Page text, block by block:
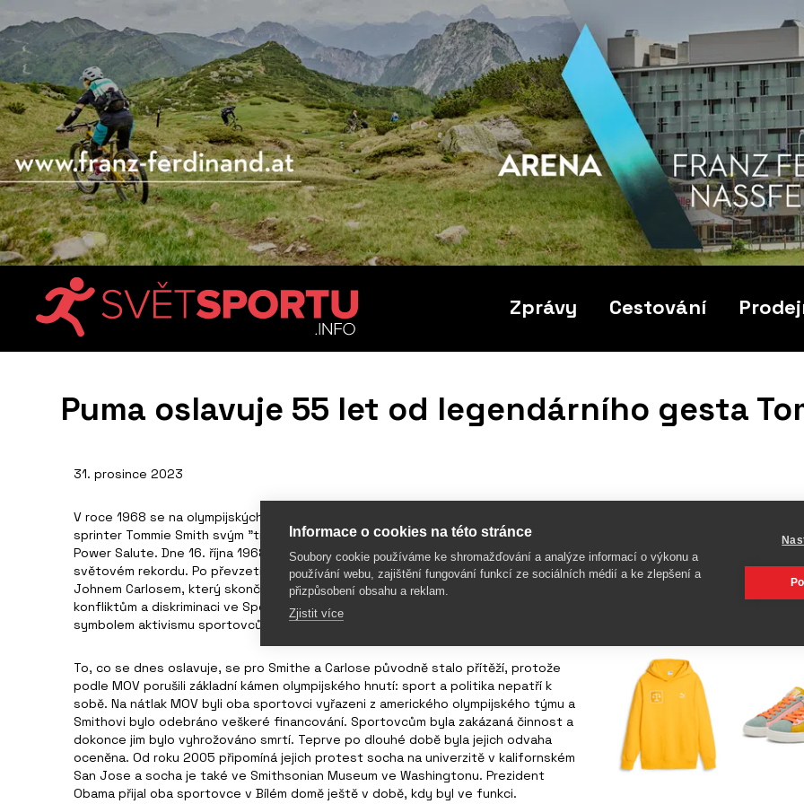
Zprávy Cestování
Puma oslavuje 55 let od legendárního gesta
31. prosince 2023
V roce 1968 se na olympijských hrách v Mexico City zapsal do historie americký
sprinter Tommie Smith svým "tichým gestem", které je dnes známé také jako Black
Power Salute. Dne 16. října 1968 si doběhl pro zlato v běhu na 200 metrů ve
světovém rekordu. Po převzetí zlaté medaile zvedl společně se sprinterem
Johnem Carlosem, který skončil třetí, pěst v rukavici jako symbol proti rasovým
konfliktům a diskriminaci ve Spojených státech. Toto tiché gesto zůstává
symbolem aktivismu sportovců a trvalým prohlášením proti sociální nerovnosti.
To, co se dnes oslavuje, se pro Smithe a Carlose původně stalo přítěží, protože
podle MOV porušili základní kámen olympijského hnutí: sport a politika nepatří k
sobě. Na nátlak MOV byli oba sportovci vyřazeni z amerického olympijského týmu a
Smithovi bylo odebráno veškeré financování. Sportovcům byla zakázaná činnost a
dokonce jim bylo vyhrožováno smrtí. Teprve po dlouhé době byla jejich odvaha
oceněna. Od roku 2005 připomíná jejich protest socha na univerzitě v kalifornském
San Jose a socha je také ve Smithsonian Museum ve Washingtonu. Prezident
Obama přijal oba sportovce v Bílém domě ještě v době, kdy byl ve funkci.
Informace o cookies na této stránce
Soubory cookie používáme ke shromažďování a analýze informací o výkonu a
používání webu, zajištění fungování funkcí ze sociálních médií a ke zlepšení a
přizpůsobení obsahu a reklam.
Zjistit více